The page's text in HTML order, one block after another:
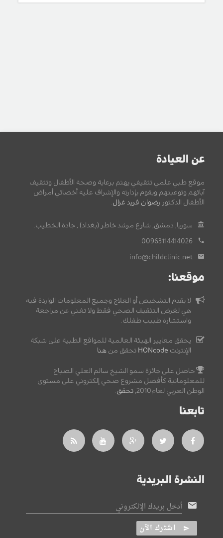
عن العيادة
موقع طبي علمي تثقيفي يهتم برعاية وصحة الأطفال وتثقيف
آبائهم وتوعيتهم ويقوم بإدارته والإشراف عليه أخصائي أمراض
الأطفال الدكتور رضوان فريد غزال.
سوريا, دمشق, شارع مرشد خاطر (بغداد) , جادة الخطيب.
00963114414026
info@childclinic.net
موقعنا:
لا يقدم التشخيص أو العلاج وجميع المعلومات الواردة فيه
هي لغرض التثقيف الصحي فقط ولا تغني عن مراجعة
واستشارة طبيب طفلك.
يحقق معايير الهيئة العالمية للمواقع الطبية على شبكة
الإنترنت HONcode تحقق من هنا
حاصل على جائزة سمو الشيخ سالم العلي الصباح
للمعلوماتية كأفضل مشروع صحي إلكتروني على مستوى
الوطن العربي لعام2010,
تحقق.
تابعنا
النشرة البريدية
أدخل بريدك الإلكتروني
اشترك الآن